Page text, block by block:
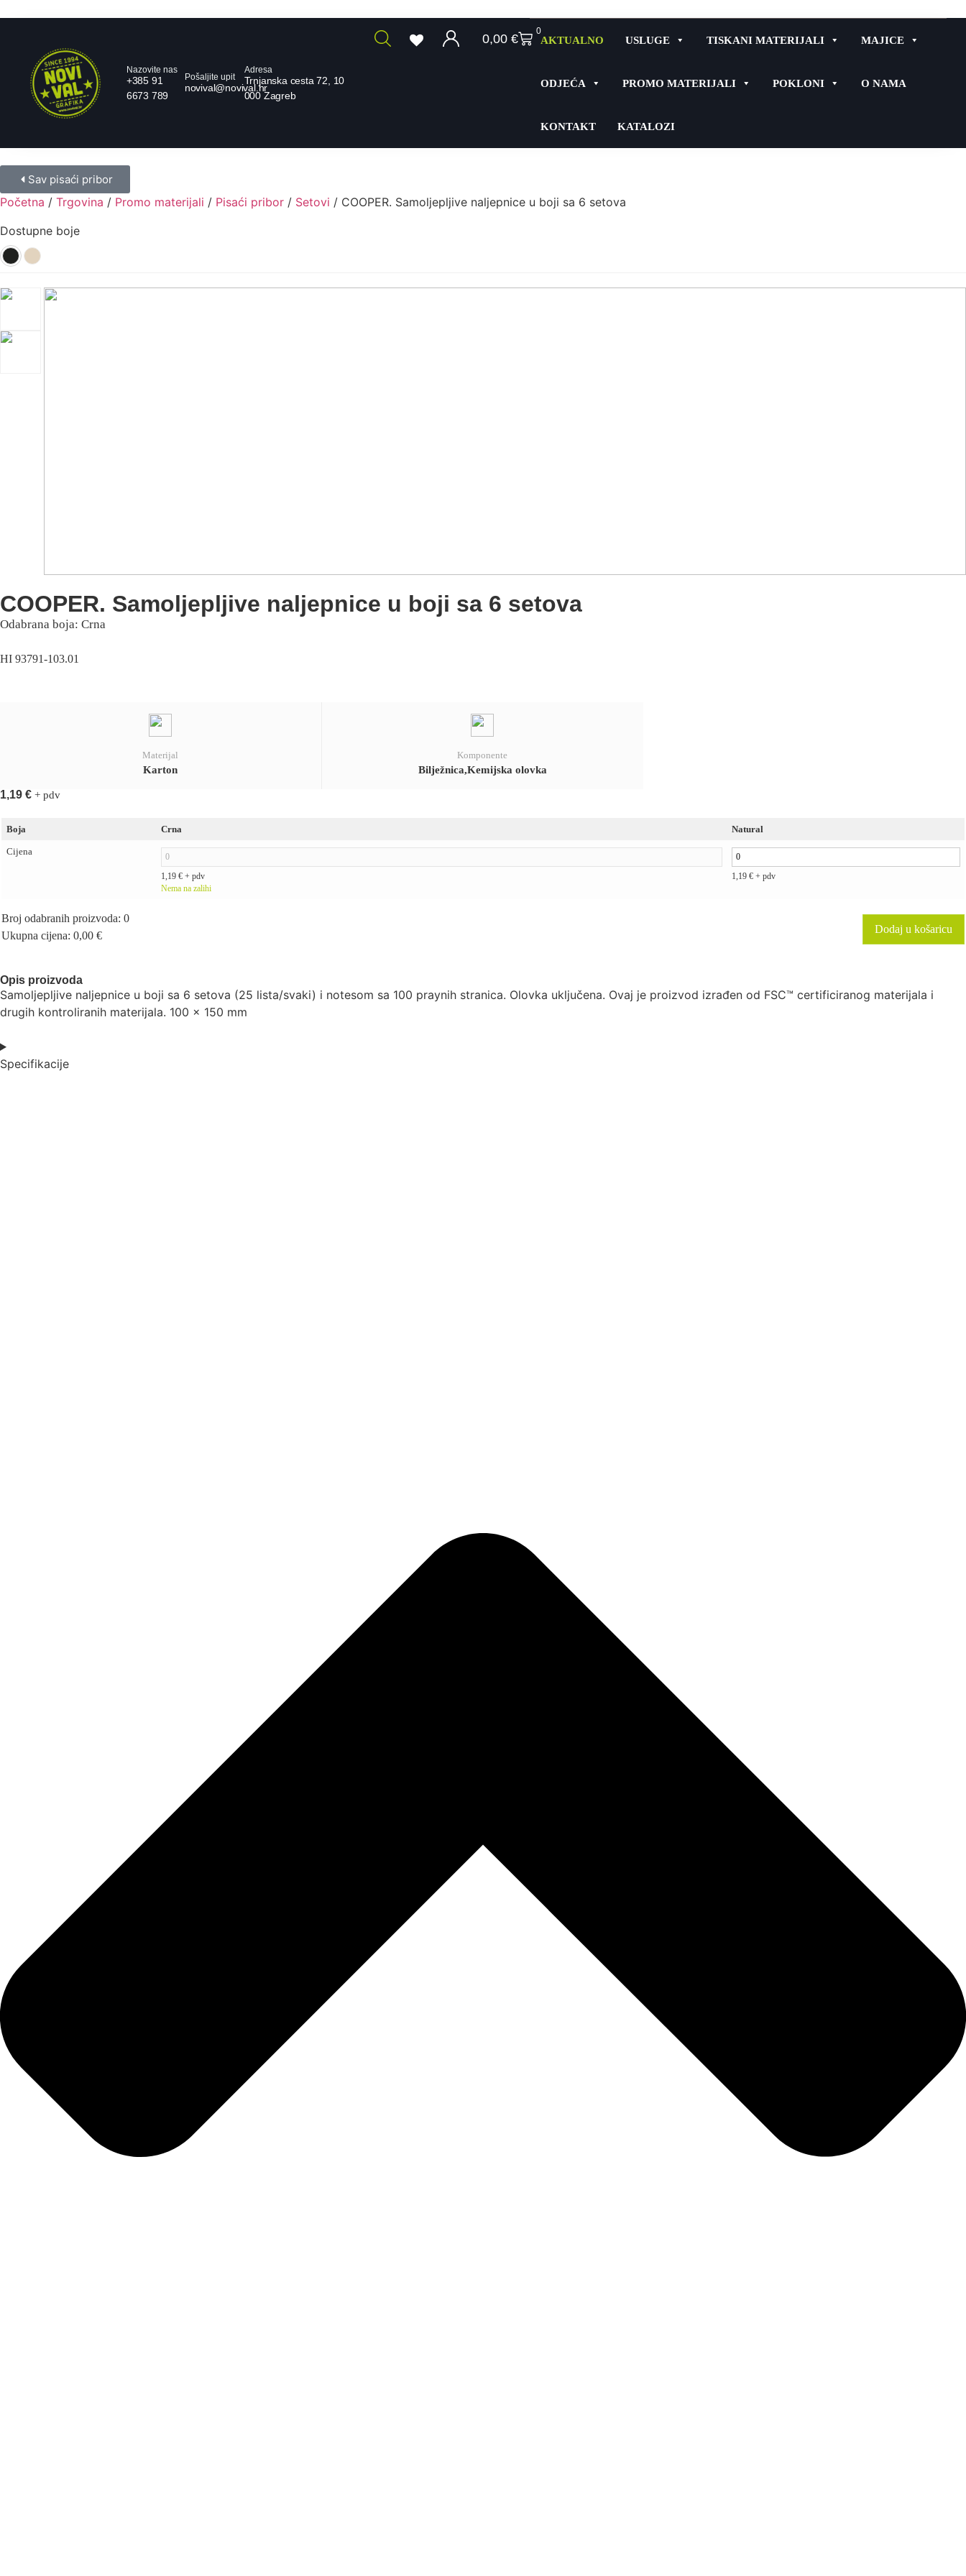
Nazovite nas
+385 91
6673 789
Pošaljite upit
novival@novival.hr
Adresa
Trnjanska cesta 72, 10
000 Zagreb
0,00 €
0
AKTUALNO USLUGE TISKANI MATERIJALI MAJICE
ODJEĆA PROMO MATERIJALI POKLONI O NAMA
KONTAKT KATALOZI
Sav pisaći pribor
Početna / Trgovina / Promo materijali / Pisaći pribor / Setovi / COOPER. Samoljepljive naljepnice u boji sa 6 setova
Dostupne boje
COOPER. Samoljepljive naljepnice u boji sa 6 setova
Odabrana boja: Crna
HI 93791-103.01
Materijal
Karton
Komponente
Bilježnica,Kemijska olovka
1,19 € + pdv
Boja Crna Natural
Cijena
1,19 € + pdv
Nema na zalihi
1,19 € + pdv
Broj odabranih proizvoda: 0
Ukupna cijena: 0,00 €
Total
$0.00
Dodaj u košaricu
Opis proizvoda
Samoljepljive naljepnice u boji sa 6 setova (25 lista/svaki) i notesom sa 100 praynih stranica. Olovka uključena. Ovaj je proizvod izrađen od FSC™ certificiranog materijala i
drugih kontroliranih materijala. 100 x 150 mm
Specifikacije